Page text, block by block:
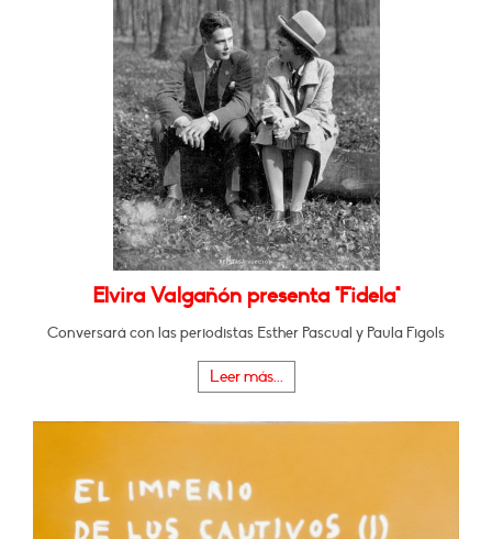
Elvira Valgañón presenta "Fidela"
Conversará con las periodistas Esther Pascual y Paula Figols
Leer más...